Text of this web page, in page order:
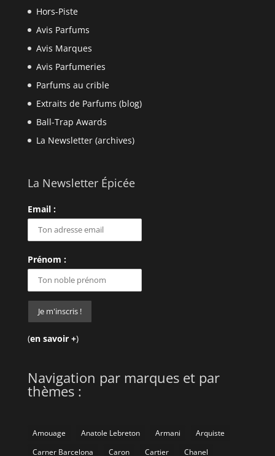
Hors-Piste
Avis Parfums
Avis Marques
Avis Parfumeries
Parfums au crible
Extraits de Parfums (blog)
Ball-Trap Awards
La Newsletter (archives)
La Newsletter Épicée
Email :
Prénom :
(en savoir +)
Navigation par marques et par
thèmes :
Amouage Anatole Lebreton Armani
Arquiste
Carner Barcelona
Caron Cartier
Chanel